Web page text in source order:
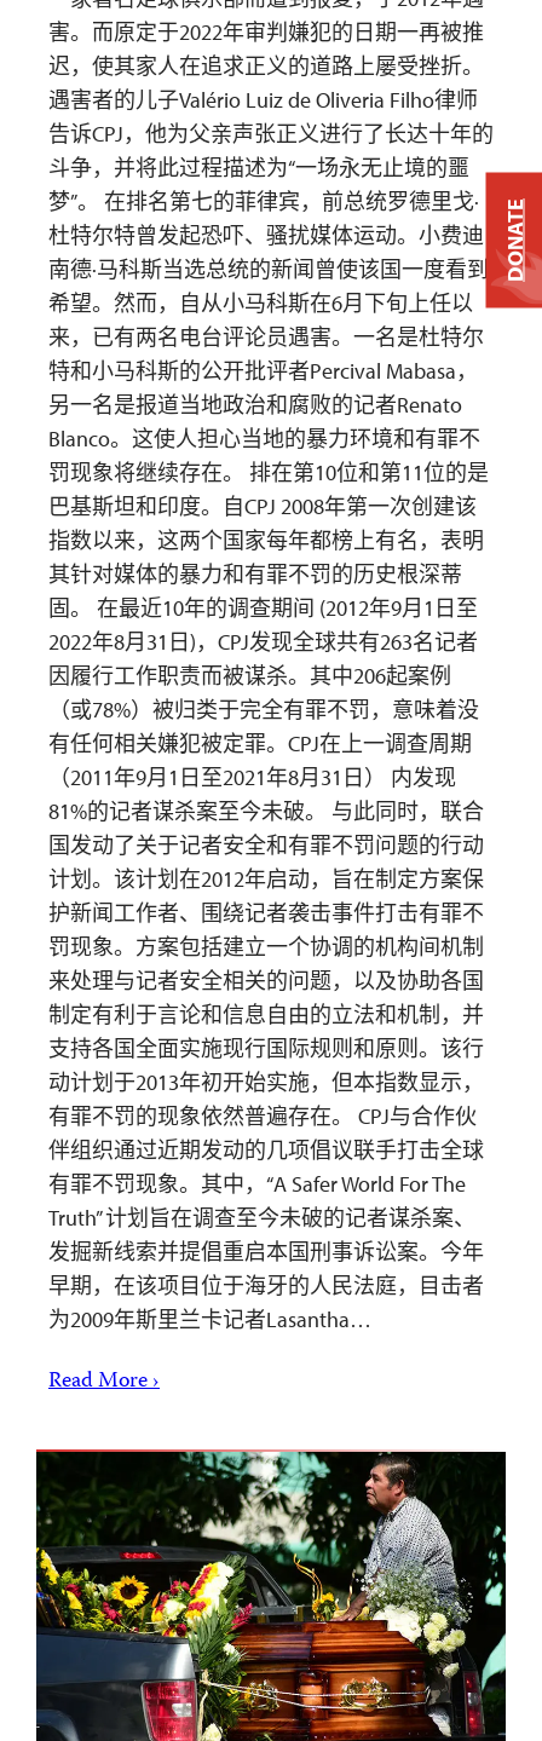
害。而原定于2022年审判嫌犯的日期一再被推
迟，使其家人在追求正义的道路上屡受挫折。
遇害者的儿子Valério Luiz de Oliveria Filho律师
告诉CPJ，他为父亲声张正义进行了长达十年的
斗争，并将此过程描述为“一场永无止境的噩
梦”。 在排名第七的菲律宾，前总统罗德里戈·
杜特尔特曾发起恐吓、骚扰媒体运动。小费迪
南德·马科斯当选总统的新闻曾使该国一度看到
希望。然而，自从小马科斯在6月下旬上任以
来，已有两名电台评论员遇害。一名是杜特尔
特和小马科斯的公开批评者Percival Mabasa，
另一名是报道当地政治和腐败的记者Renato
Blanco。这使人担心当地的暴力环境和有罪不
罚现象将继续存在。 排在第10位和第11位的是
巴基斯坦和印度。自CPJ 2008年第一次创建该
指数以来，这两个国家每年都榜上有名，表明
其针对媒体的暴力和有罪不罚的历史根深蒂
固。 在最近10年的调查期间 (2012年9月1日至
2022年8月31日)，CPJ发现全球共有263名记者
因履行工作职责而被谋杀。其中206起案例
（或78%）被归类于完全有罪不罚，意味着没
有任何相关嫌犯被定罪。CPJ在上一调查周期
（2011年9月1日至2021年8月31日） 内发现
81%的记者谋杀案至今未破。 与此同时，联合
国发动了关于记者安全和有罪不罚问题的行动
计划。该计划在2012年启动，旨在制定方案保
护新闻工作者、围绕记者袭击事件打击有罪不
罚现象。方案包括建立一个协调的机构间机制
来处理与记者安全相关的问题，以及协助各国
制定有利于言论和信息自由的立法和机制，并
支持各国全面实施现行国际规则和原则。该行
动计划于2013年初开始实施，但本指数显示，
有罪不罚的现象依然普遍存在。 CPJ与合作伙
伴组织通过近期发动的几项倡议联手打击全球
有罪不罚现象。其中，“A Safer World For The
Truth” 计划旨在调查至今未破的记者谋杀案、
发掘新线索并提倡重启本国刑事诉讼案。今年
早期，在该项目位于海牙的人民法庭，目击者
为2009年斯里兰卡记者Lasantha…
Read More ›
DONATE